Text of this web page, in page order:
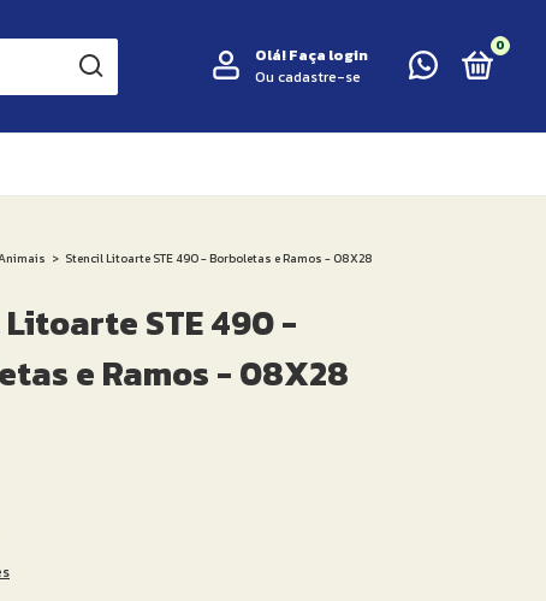
Olá!Faça login
Ou cadastre-se
0
> Stencil Litoarte STE 490 - Borboletas e Ramos - 08X28
STE 490 -
e Ramos - 08X28